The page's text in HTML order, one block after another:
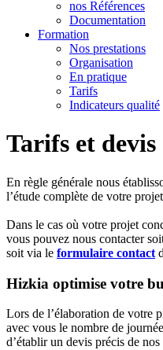
nos Références
Documentation
Formation
Nos prestations
Organisation
En pratique
Tarifs
Indicateurs qualité
Tarifs et
En règle générale nous
l’étude complète de votre
Dans le cas où votre projet
vous pouvez nous contacter
soit via le formulaire contact
Hizkia optimise votre
Lors de l’élaboration de votre
avec vous le nombre de
d’établir un devis précis de